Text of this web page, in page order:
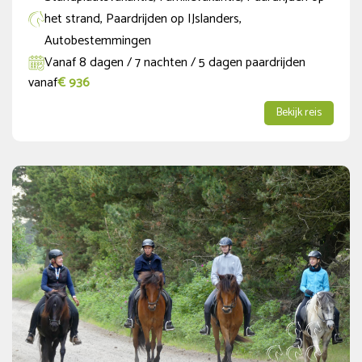
Aankomsten
augustus2026
Periode
Onder de € 500
€ 500 - € 1000
Boven de € 3000
het strand, Paardrijden op IJslanders,
Autobestemmingen
Vanaf 8 dagen / 7 nachten / 5 dagen paardrijden
vanaf€ 936
Bekijk reis